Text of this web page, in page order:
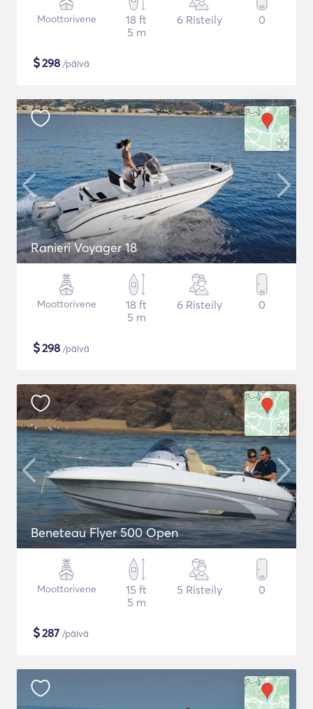
Moottorivene
18 ft
5 m
6 Risteily 0
$298 /päivä
Ranieri Voyager 18
Moottorivene
18 ft
5 m
6 Risteily 0
$298 /päivä
Beneteau Flyer 500 Open
Moottorivene
15 ft
5 m
5 Risteily 0
$287 /päivä